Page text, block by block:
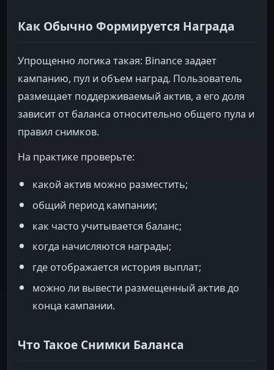
Как Обычно Формируется Награда
Упрощенно логика такая: Binance задает
кампанию, пул и объем наград. Пользователь
размещает поддерживаемый актив, а его доля
зависит от баланса относительно общего пула и
правил снимков.
На практике проверьте:
какой актив можно разместить;
общий период кампании;
как часто учитывается баланс;
когда начисляются награды;
где отображается история выплат;
можно ли вывести размещенный актив до
конца кампании.
Что Такое Снимки Баланса